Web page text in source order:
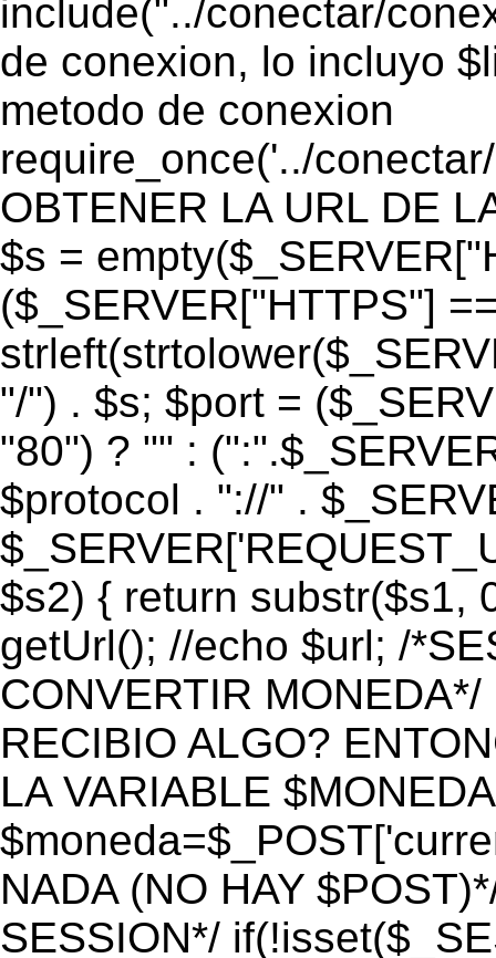
include("../conectar/
de conexion, lo incluyo
metodo de conexion
require_once('../
OBTENER LA URL DE
$s =
($_SERVER["HTTPS"]
"/") . $s; $port =
"80") ? "" :
$protocol . "://" .
$s2) { return substr($s1,
getUrl(); //echo $url; /
CONVERTIR
RECIBIO ALGO?
LA VARIABLE
NADA (NO HAY
SESSION*/